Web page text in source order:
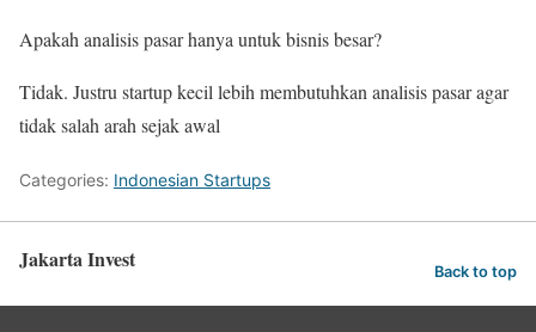
Apakah analisis pasar hanya untuk bisnis besar?
Tidak. Justru startup kecil lebih membutuhkan analisis pasar agar
tidak salah arah sejak awal
Categories: Indonesian Startups
Jakarta Invest Back to top